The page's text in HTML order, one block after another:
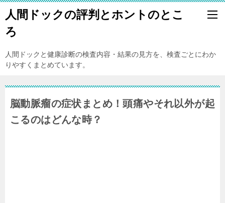
人間ドックの評判とホントのとこ
ろ
人間ドックと健康診断の検査内容・結果の見方を、検査ごとにわか
りやすくまとめています。
脳動脈瘤の症状まとめ！頭痛やそれ以外が起
こるのはどんな時？